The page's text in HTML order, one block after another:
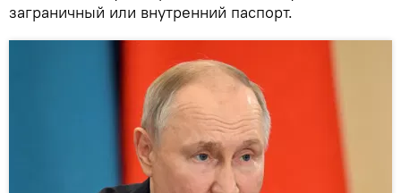
заграничный или внутренний паспорт.